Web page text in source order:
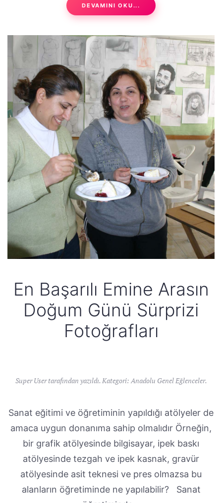
DEVAMINI OKU...
En Başarılı Emine Arasın
Doğum Günü Sürprizi
Fotoğrafları
Super User tarafından yazıldı. Kategori:Anadolu Genel Eğlenceler.
Sanat eğitimi ve öğretiminin yapıldığı atölyeler de
amaca uygun donanıma sahip olmalıdır Örneğin,
bir grafik atölyesinde bilgisayar, ipek baskı
atölyesinde tezgah ve ipek kasnak, gravür
atölyesinde asit teknesi ve pres olmazsa bu
alanların öğretiminde ne yapılabilir? Sanat